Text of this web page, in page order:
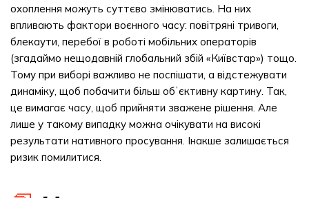
охоплення можуть суттєво змінюватись. На них
впливають фактори воєнного часу: повітряні тривоги,
блекаути, перебої в роботі мобільних операторів
(згадаймо нещодавній глобальний збій «Київстар») тощо.
Тому при виборі важливо не поспішати, а відстежувати
динаміку, щоб побачити більш обʼєктивну картину. Так,
це вимагає часу, щоб прийняти зважене рішення. Але
лише у такому випадку можна очікувати на високі
результати нативного просування. Інакше залишається
ризик помилитися.